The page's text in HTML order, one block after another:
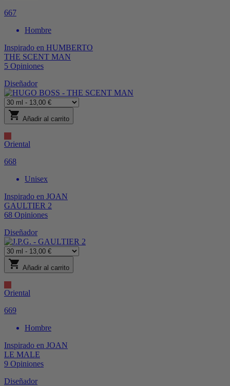
667
Hombre
Inspirado en HUMBERTO
THE SCENT MAN
5 Opiniones
Diseñador
shopping_cart Añadir al carrito
Oriental
668
Unisex
Inspirado en JOAN
GAULTIER 2
68 Opiniones
Diseñador
shopping_cart Añadir al carrito
Oriental
669
Hombre
Inspirado en JOAN
LE MALE
9 Opiniones
Diseñador